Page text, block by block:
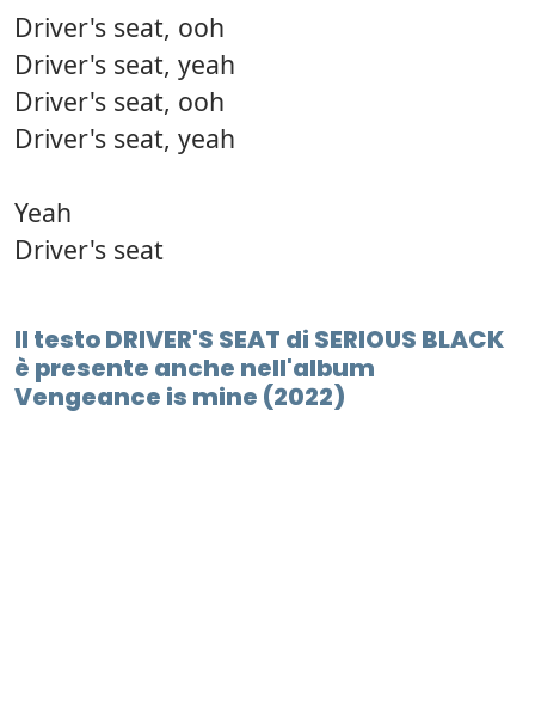
Driver's seat, ooh
Driver's seat, yeah
Driver's seat, ooh
Driver's seat, yeah
Yeah
Driver's seat
Il testo DRIVER'S SEAT di SERIOUS BLACK
è presente anche nell'album
Vengeance is mine (2022)